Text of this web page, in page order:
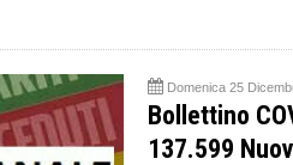
Domenica 25
Bollettino
137.599